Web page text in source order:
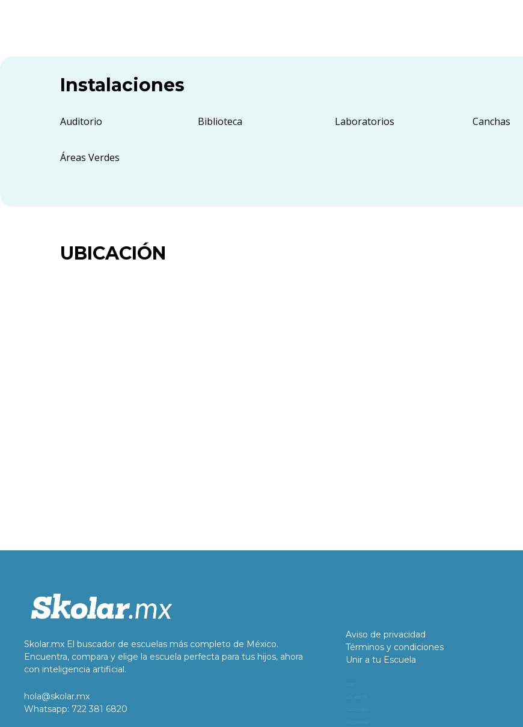
Instalaciones
Auditorio Biblioteca Laboratorios Canchas
Áreas Verdes
UBICACIÓN
Skolar.mx El buscador de escuelas más completo de México.
Encuentra, compara y elige la escuela perfecta para tus hijos, ahora
con inteligencia artificial.
hola@skolar.mx
Whatsapp: 722 381 6820
Aviso de privacidad
Términos y condiciones
Unir a tu Escuela